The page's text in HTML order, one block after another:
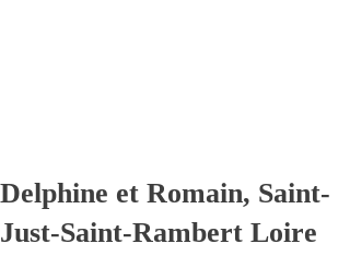
Delphine et Romain, Saint-
Just-Saint-Rambert Loire